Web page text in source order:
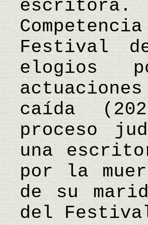
escritora.
Festival
elogios
caída
proceso
una
por la
de su
del